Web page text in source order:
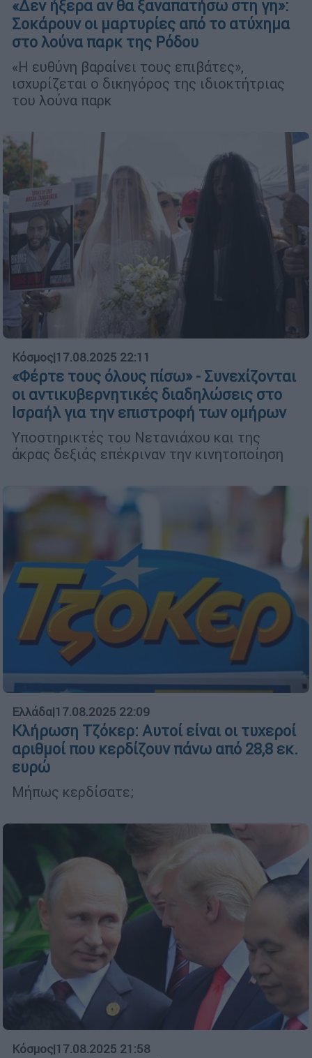
«Δεν ήξερα αν θα ξαναπατήσω στη γη»:
Σοκάρουν οι μαρτυρίες από το ατύχημα
στο λούνα παρκ της Ρόδου
«Η ευθύνη βαραίνει τους επιβάτες»,
ισχυρίζεται ο δικηγόρος της ιδιοκτήτριας
του λούνα παρκ
Κόσμος|17.08.2025 22:11
«Φέρτε τους όλους πίσω» - Συνεχίζονται
οι αντικυβερνητικές διαδηλώσεις στο
Ισραήλ για την επιστροφή των ομήρων
Υποστηρικτές του Νετανιάχου και της
άκρας δεξιάς επέκριναν την κινητοποίηση
Ελλάδα|17.08.2025 22:09
Κλήρωση Τζόκερ: Αυτοί είναι οι τυχεροί
αριθμοί που κερδίζουν πάνω από 28,8 εκ.
ευρώ
Μήπως κερδίσατε;
Κόσμος|17.08.2025 21:58